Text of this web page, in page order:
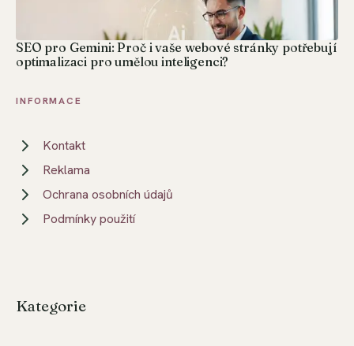
SEO pro Gemini: Proč i vaše webové stránky potřebují
optimalizaci pro umělou inteligenci?
INFORMACE
Kontakt
Reklama
Ochrana osobních údajů
Podmínky použití
Kategorie